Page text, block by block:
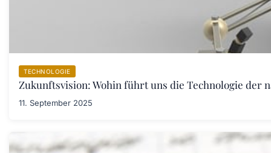
TECHNOLOGIE
Zukunftsvision: Wohin führt uns die Technologie der
11. September 2025